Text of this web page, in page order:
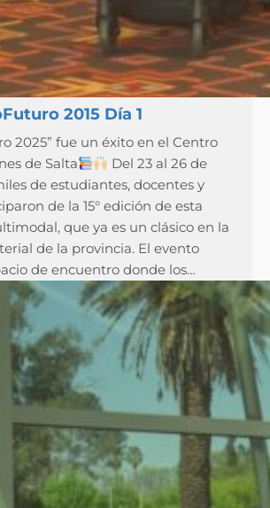
2015 Día 1
2025” fue un éxito en el Centro
de Salta
Del 23 al 26 de
de estudiantes, docentes y
de la 15° edición de esta
que ya es un clásico en la
de la provincia. El evento
de encuentro donde los…